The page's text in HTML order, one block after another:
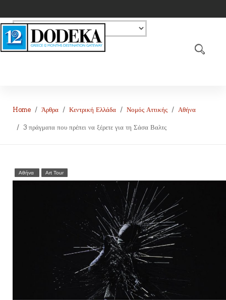
Home Άρθρα Κεντρική Ελλάδα Νομός Αττικής Αθήνα
3 πράγματα που πρέπει να ξέρετε για τη Σάσα Βαλτς
Αθήνα Art Tour